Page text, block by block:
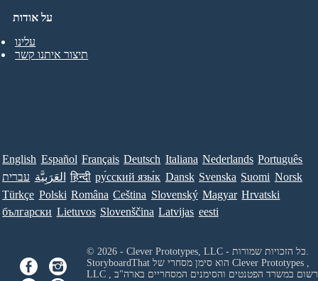
על אודות
עלינו
תיצור איתנו קשר
English Español Français Deutsch Italiana Nederlands Português
עברית العَرَبِيَّة हिन्दी ру́сский язы́к Dansk Svenska Suomi Norsk
Türkçe Polski Româna Ceština Slovenský Magyar Hrvatski
български Lietuvos Slovenščina Latvijas eesti
© 2026 - Clever Prototypes, LLC - כל הזכויות שמורות.
Clever Prototypes ,
LLC
ורשום במשרד הפטנטים והסימנים המסחריים בארה"ב